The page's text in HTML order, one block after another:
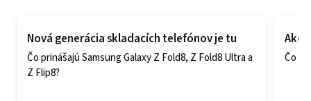
Nová generácia skladacích telefónov je tu
Čo prinášajú Samsung Galaxy Z Fold8, Z Fold8 Ultra a
Z Flip8?
Ako
Čo